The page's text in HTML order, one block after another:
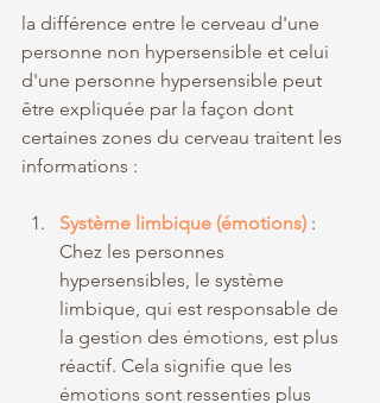
la différence entre le cerveau d'une
personne non hypersensible et celui
d'une personne hypersensible peut
être expliquée par la façon dont
certaines zones du cerveau traitent les
informations :
Système limbique (émotions) :
Chez les personnes
hypersensibles, le système
limbique, qui est responsable de
la gestion des émotions, est plus
réactif. Cela signifie que les
émotions sont ressenties plus